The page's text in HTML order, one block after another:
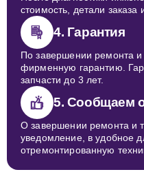
стоимость, детали заказа
4. Гарантия
По завершении ремонта
фирменную гарантию.
запчасти до 3 лет.
5. Сообщаем
О завершении ремонта и
уведомление, в удобное
отремонтированную